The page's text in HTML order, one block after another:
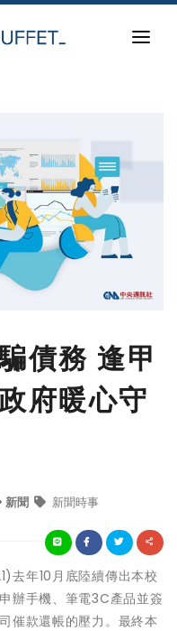
債務 逢甲
府暖心守
新聞 新聞時事
去年10月底陸續傳出本校
辦手機、筆電3C產品並簽
催款還帳的壓力。最終本